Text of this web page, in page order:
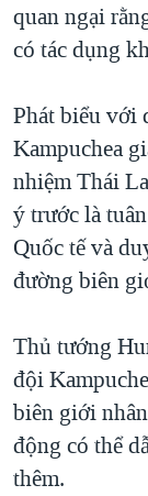
quan ngại
có tác dụng
Phát biểu với
Kampuchea
nhiệm Thái
ý trước là
Quốc tế và
đường biên
Thủ tướng
đội
biên giới
động có thể
thêm.